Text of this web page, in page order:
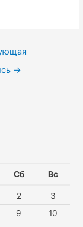
→
Сб Вс
2
3
9
10